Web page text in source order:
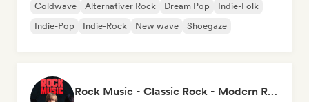
Coldwave Alternativer Rock Dream Pop
Indie-Folk
Indie-Pop
Indie-Rock New wave Shoegaze
Rock Music - Classic Rock - Modern Rock